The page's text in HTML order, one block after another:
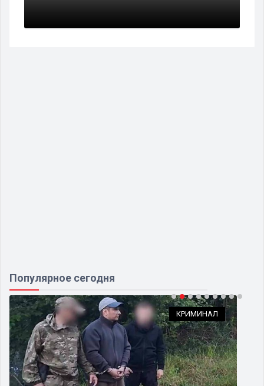
Популярное сегодня
КРИМИНАЛ